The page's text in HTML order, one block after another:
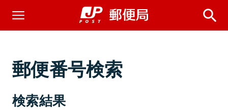
郵便番号検索
検索結果